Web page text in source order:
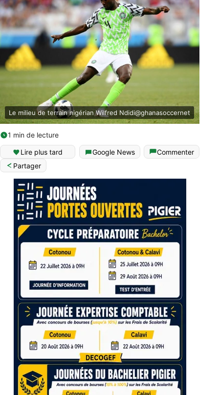
Le milieu de terrain nigérian Wilfred Ndidi@ghanasoccernet
1 min de lecture
Lire plus tard Google News
Commenter
Partager